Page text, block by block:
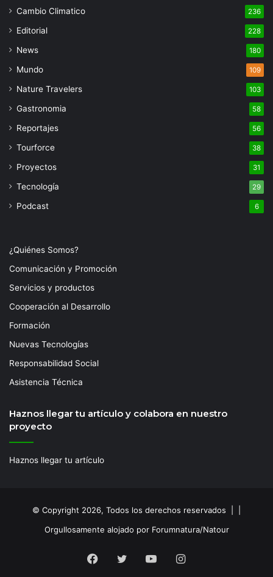
Cambio Climatico 236
Editorial 228
News 180
Mundo 109
Nature Travelers 103
Gastronomia 58
Reportajes 56
Tourforce 38
Proyectos 31
Tecnología 29
Podcast 6
¿Quiénes Somos?
Comunicación y Promoción
Servicios y productos
Cooperación al Desarrollo
Formación
Nuevas Tecnologías
Responsabilidad Social
Asistencia Técnica
Haznos llegar tu artículo y colabora en nuestro
proyecto
Haznos llegar tu artículo
© Copyright 2026, Todos los derechos reservados | |
Orgullosamente alojado por Forumnatura/Natour
Facebook
TwitterYouTubeInstagram